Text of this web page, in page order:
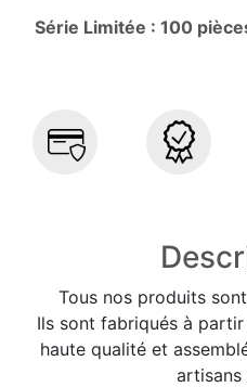
Série Limitée : 100
Tous nos produits
Ils sont fabriqués à
haute qualité et
artisans